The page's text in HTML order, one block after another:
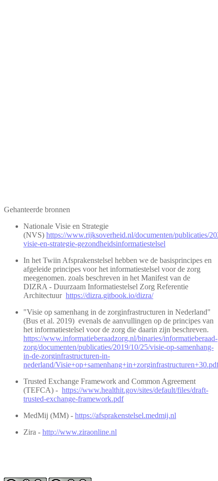
Gehanteerde bronnen
Nationale Visie en Strategie
(NVS) https://www.rijksoverheid.nl/documenten/publicaties/
visie-en-strategie-gezondheidsinformatiestelsel
In het Twiin Afsprakenstelsel hebben we de basisprincipes en
afgeleide principes voor het informatiestelsel voor de zorg
meegenomen. zoals beschreven in het Manifest van de
DIZRA - Duurzaam Informatiestelsel Zorg Referentie
Architectuur https://dizra.gitbook.io/dizra/
"Visie op samenhang in de zorginfrastructuren in Nederland"
(Bus et al. 2019) evenals de aanvullingen op de principes van
het informatiestelsel voor de zorg die daarin zijn beschreven.
https://www.informatieberaadzorg.nl/binaries/informatieberaad-
zorg/documenten/publicaties/2019/10/25/visie-op-samenhang-
in-de-zorginfrastructuren-in-
nederland/
Trusted Exchange Framework and Common Agreement
(TEFCA) - https://www.healthit.gov/sites/default/files/draft-
trusted-exchange-framework.pdf
MedMij (MM) - https://afsprakenstelsel.medmij.nl
Zira - http://www.ziraonline.nl